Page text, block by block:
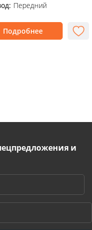
Передний
Подробнее
и